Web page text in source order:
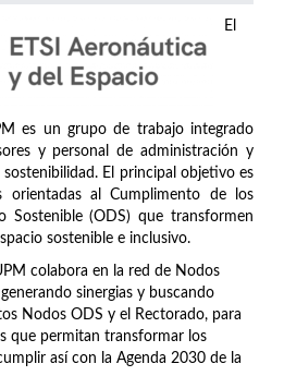
El
es un grupo de trabajo integrado
y personal de administración y
El principal objetivo es
orientadas al Cumplimento de los
Sostenible (ODS) que transformen
sostenible e inclusivo.
colabora en la red de Nodos
sinergias y buscando
Nodos ODS y el Rectorado, para
que permitan transformar los
así con la Agenda 2030 de la